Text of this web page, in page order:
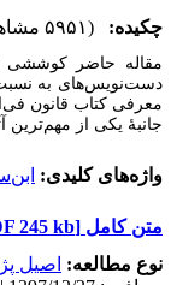
چکیده: (۵۹۵۱ مشاهده)
مقاله حاضر کوششی
دست‌نویس‌های به
معرفی کتاب قانون
جانبۀ یکی از
واژه‌های کلیدی:
متن کامل [PDF 245 kb]
نوع مطالعه: اصيل